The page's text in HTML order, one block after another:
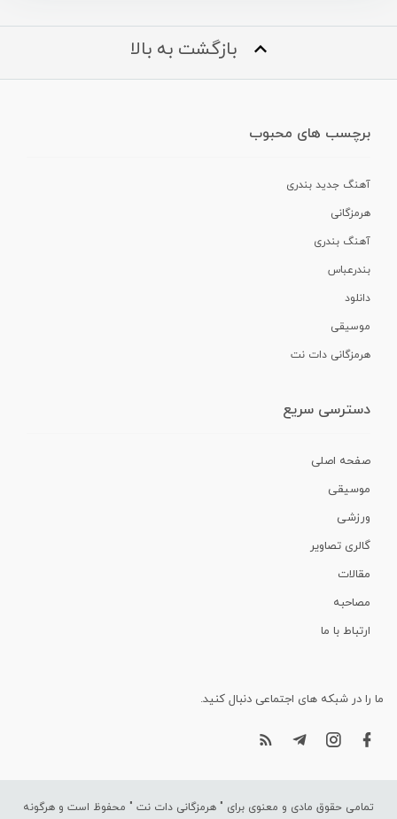
بازگشت به بالا
برچسب های محبوب
آهنگ جدید بندری
هرمزگانی
آهنگ بندری
بندرعباس
دانلود
موسیقی
هرمزگانی دات نت
دسترسی سریع
صفحه اصلی
موسیقی
ورزشی
گالری تصاویر
مقالات
مصاحبه
ارتباط با ما
ما را در شبکه های اجتماعی دنبال کنید.
تمامی حقوق مادی و معنوی برای " هرمزگانی دات نت " محفوظ است و هرگونه